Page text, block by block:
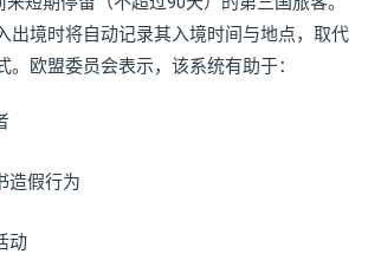
出境时将自动记录其入境时间与地点，取代
。欧盟委员会表示，该系统有助于：
造假行为
动